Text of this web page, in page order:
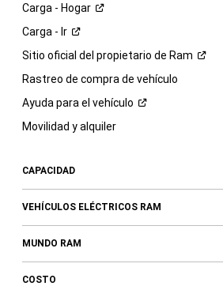
Carga - Hogar
Carga - Ir
Sitio oficial del propietario de Ram
Rastreo de compra de vehículo
Ayuda para el vehículo
Movilidad y alquiler
CAPACIDAD
VEHÍCULOS ELÉCTRICOS RAM
MUNDO RAM
COSTO